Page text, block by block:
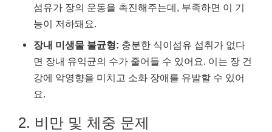
섬유가 장의 운동을 촉진해주는데, 부족하면 이 기
능이 저하돼요.
장내 미생물 불균형: 충분한 식이섬유 섭취가 없다
면 장내 유익균의 수가 줄어들 수 있어요. 이는 장 건
강에 악영향을 미치고 소화 장애를 유발할 수 있어
요.
2. 비만 및 체중 문제